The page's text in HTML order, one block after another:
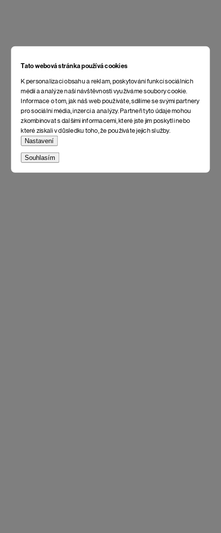
Tato webová stránka používá cookies
K personalizaci obsahu a reklam, poskytování funkcí sociálních
médií a analýze naší návštěvnosti využíváme soubory cookie.
Informace o tom, jak náš web používáte, sdílíme se svými partnery
pro sociální média, inzerci a analýzy. Partneři tyto údaje mohou
zkombinovat s dalšími informacemi, které jste jim poskytli nebo
které získali v důsledku toho, že používáte jejich služby.
Nastavení
Souhlasím